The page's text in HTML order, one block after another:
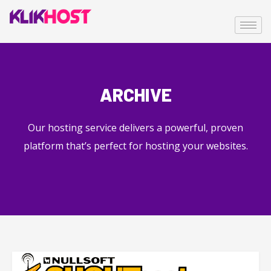
ARCHIVE
Our hosting service delivers a powerful, proven
platform that’s perfect for hosting your websites.